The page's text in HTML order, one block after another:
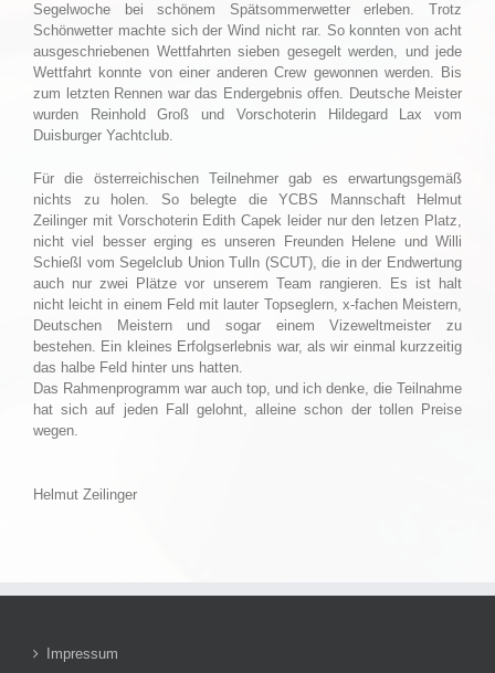
Segelwoche bei schönem Spätsommerwetter erleben. Trotz
Schönwetter machte sich der Wind nicht rar. So konnten von acht
ausgeschriebenen Wettfahrten sieben gesegelt werden, und jede
Wettfahrt konnte von einer anderen Crew gewonnen werden. Bis
zum letzten Rennen war das Endergebnis offen. Deutsche Meister
wurden Reinhold Groß und Vorschoterin Hildegard Lax vom
Duisburger Yachtclub.
Für die österreichischen Teilnehmer gab es erwartungsgemäß
nichts zu holen. So belegte die YCBS Mannschaft Helmut
Zeilinger mit Vorschoterin Edith Capek leider nur den letzen Platz,
nicht viel besser erging es unseren Freunden Helene und Willi
Schießl vom Segelclub Union Tulln (SCUT), die in der Endwertung
auch nur zwei Plätze vor unserem Team rangieren. Es ist halt
nicht leicht in einem Feld mit lauter Topseglern, x-fachen Meistern,
Deutschen Meistern und sogar einem Vizeweltmeister zu
bestehen. Ein kleines Erfolgserlebnis war, als wir einmal kurzzeitig
das halbe Feld hinter uns hatten.
Das Rahmenprogramm war auch top, und ich denke, die Teilnahme
hat sich auf jeden Fall gelohnt, alleine schon der tollen Preise
wegen.
Helmut Zeilinger
Impressum